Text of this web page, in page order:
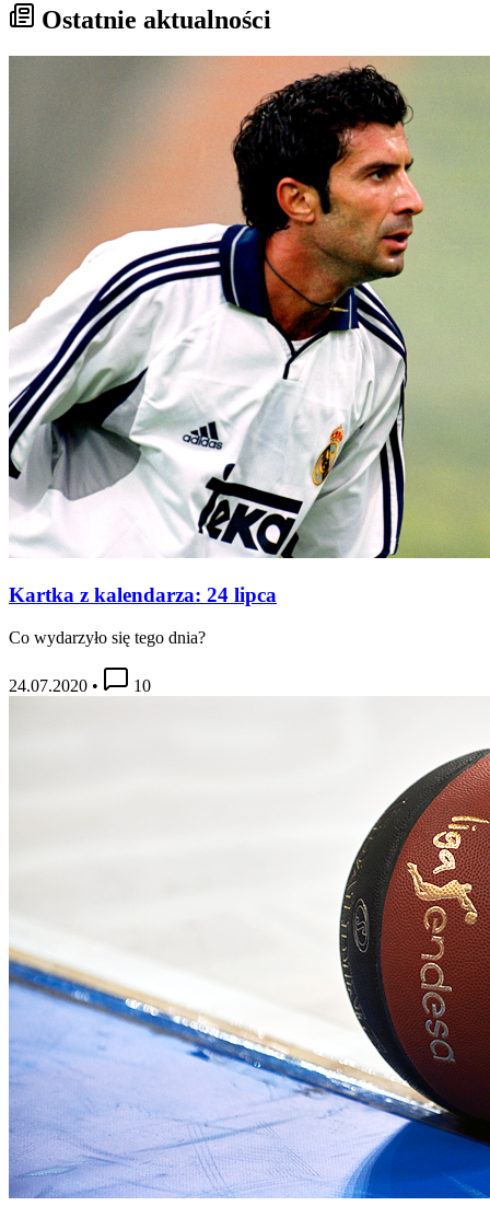
Ostatnie aktualności
Kartka z kalendarza: 24 lipca
Co wydarzyło się tego dnia?
24.07.2020 • 10